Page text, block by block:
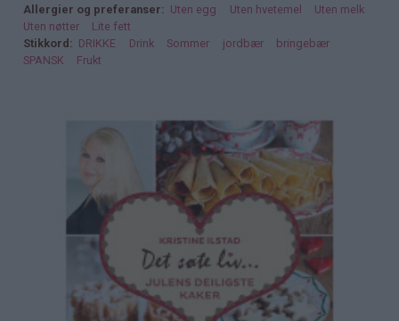
Allergier og preferanser
Uten egg Uten hvetemel
Uten melk
Uten nøtter
Lite fett
Stikkord
DRIKKE Drink Sommer jordbær
bringebær
SPANSK
Frukt